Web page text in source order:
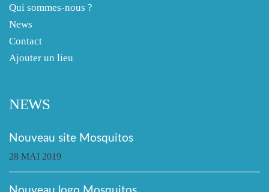
Qui sommes-nous ?
News
Contact
Ajouter un lieu
NEWS
Nouveau site Mosquitos
28 MAI 2019